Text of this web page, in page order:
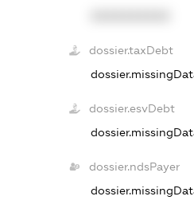
dossier.taxDebt
dossier.esvDebt
dossier.ndsPayer